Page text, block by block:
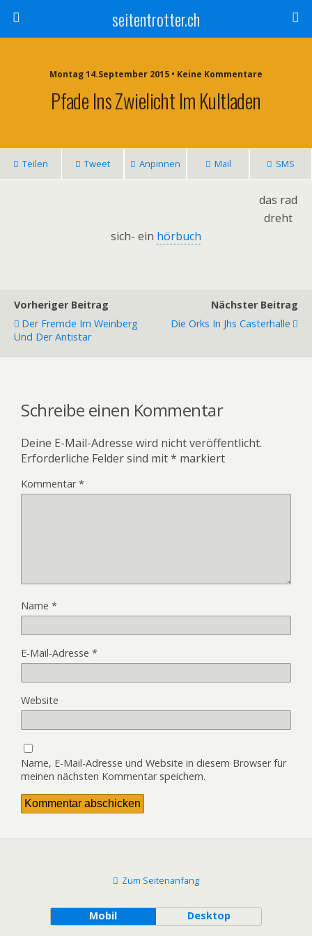
seitentrotter.ch
Montag 14.September 2015 • Keine Kommentare
Pfade Ins Zwielicht Im Kultladen
Teilen Tweet Anpinnen Mail SMS
das rad
dreht
sich- ein hörbuch
Vorheriger Beitrag
Der Fremde Im Weinberg
Und Der Antistar
Nächster Beitrag
Die Orks In Jhs Casterhalle
Schreibe einen Kommentar
Deine E-Mail-Adresse wird nicht veröffentlicht.
Erforderliche Felder sind mit* markiert
Kommentar*
Name *
E-Mail-Adresse *
Website
Name, E-Mail-Adresse und Website in diesem Browser für
meinen nächsten Kommentar speichern.
Zum Seitenanfang
Mobil Desktop